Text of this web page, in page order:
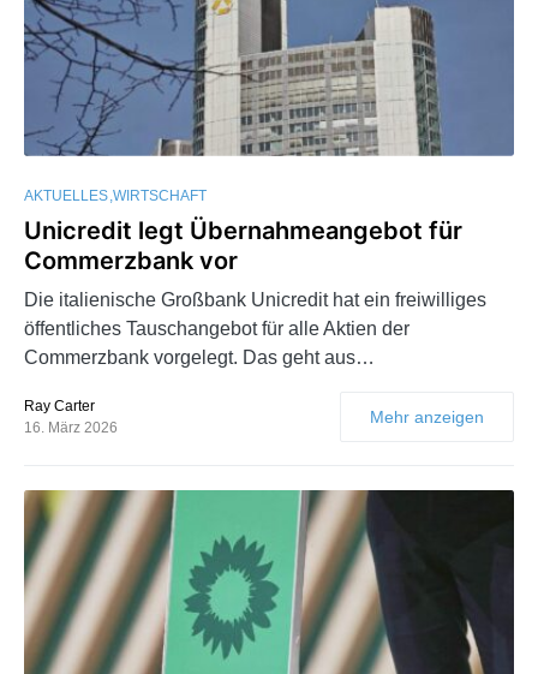
AKTUELLES WIRTSCHAFT
Unicredit legt Übernahmeangebot für
Commerzbank vor
Die italienische Großbank Unicredit hat ein freiwilliges
öffentliches Tauschangebot für alle Aktien der
Commerzbank vorgelegt. Das geht aus…
Ray Carter
16. März 2026
Mehr anzeigen